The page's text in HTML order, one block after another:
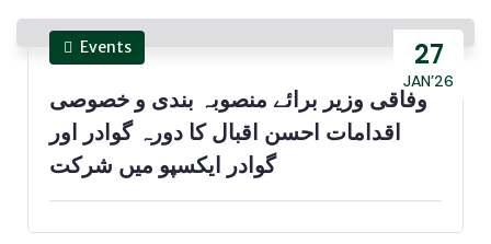
27
JAN’26
Events
وفاقی وزیر برائے منصوبہ بندی و خصوصی
اقدامات احسن اقبال کا دورہ گوادر اور
گوادر ایکسپو میں شرکت